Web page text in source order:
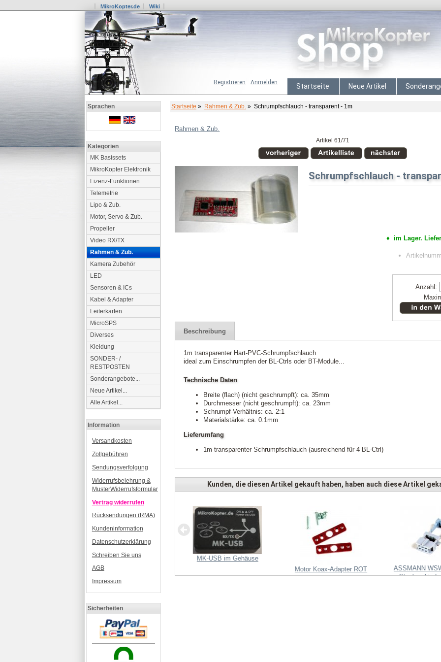
MikroKopter.de Wiki
Startseite Neue Artikel
Anmelden
Registrieren
Sprachen
Kategorien
MK Basissets
MikroKopter Elektronik
Lizenz-Funktionen
Telemetrie
Lipo & Zub.
Motor, Servo & Zub.
Propeller
Video RX/TX
Rahmen & Zub.
Kamera Zubehör
LED
Sensoren & ICs
Kabel & Adapter
Leiterkarten
MicroSPS
Diverses
Kleidung
SONDER- /
RESTPOSTEN
Sonderangebote...
Neue Artikel...
Alle Artikel...
Information
Versandkosten
Zollgebühren
Sendungsverfolgung
Widerrufsbelehrung &
MusterWiderrufsformular
Vertrag widerrufen
Rücksendungen (RMA)
Kundeninformation
Datenschutzerklärung
Schreiben Sie uns
AGB
Impressum
Sicherheiten
Startseite » Rahmen & Zub. » Schrumpfschlauch - transparent - 1m
Rahmen & Zub.
Artikel 61/71
Schrumpfschlauch -
♦ im Lager.
Anzahl:
Beschreibung
1m transparenter Hart-PVC-Schrumpfschlauch
ideal zum Einschrumpfen der BL-Ctrls oder BT-Module...
Technische Daten
Breite (flach) (nicht geschrumpft): ca. 35mm
Durchmesser (nicht geschrumpft): ca. 23mm
Schrumpf-Verhältnis: ca. 2:1
Materialstärke: ca. 0.1mm
Lieferumfang
1m transparenter Schrumpfschlauch (ausreichend für 4 BL-Ctrl)
Kunden, die diesen Artikel gekauft haben, haben auch diese Artikel
Stiftleiste 1x50pol, vergoldet,
MK-USB im Gehäuse
Motor Koax-Adapter ROT
ASSMANN